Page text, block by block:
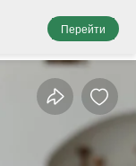
Перейти